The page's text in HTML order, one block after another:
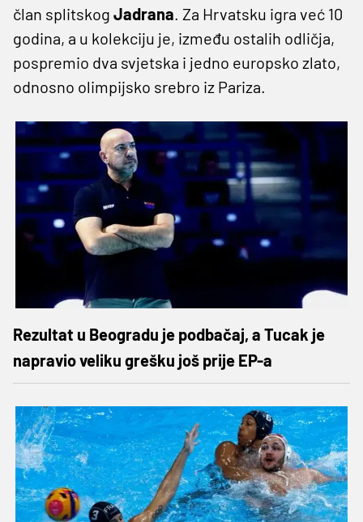
član splitskog Jadrana. Za Hrvatsku igra već 10
godina, a u kolekciju je, između ostalih odličja,
pospremio dva svjetska i jedno europsko zlato,
odnosno olimpijsko srebro iz Pariza.
Rezultat u Beogradu je podbačaj, a Tucak je
napravio veliku grešku još prije EP-a